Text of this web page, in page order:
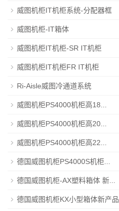
威图机柜IT机柜系统-分配器框
威图机柜-IT箱体
威图机柜IT机柜-SR IT机柜
威图机柜IT机柜FR IT机柜
Ri-Aisle威图冷通道系统
威图机柜PS4000机柜高18...
威图机柜PS4000机柜高20...
威图机柜PS4000机柜高22...
德国威图机柜PS4000S机柜...
德国威图机柜-AX塑料箱体 新...
德国威图机柜KX小型箱体新产品